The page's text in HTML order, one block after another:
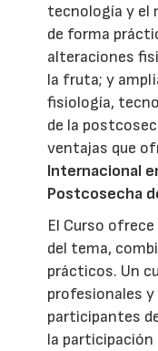
tecnología y el
de forma
alteraciones
la fruta; y
fisiología,
de la
ventajas que
Internacional
Postcosecha
El Curso
del tema,
prácticos. Un
profesionales
participantes
la